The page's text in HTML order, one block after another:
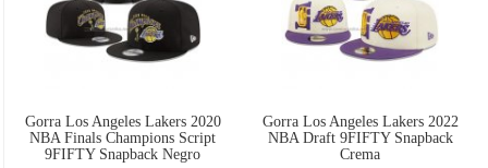
Gorra Los Angeles Lakers 2020
NBA Finals Champions Script
9FIFTY Snapback Negro
Gorra Los Angeles Lakers 2022
NBA Draft 9FIFTY Snapback
Crema